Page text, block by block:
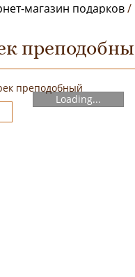
магазин подарков/
Loading...